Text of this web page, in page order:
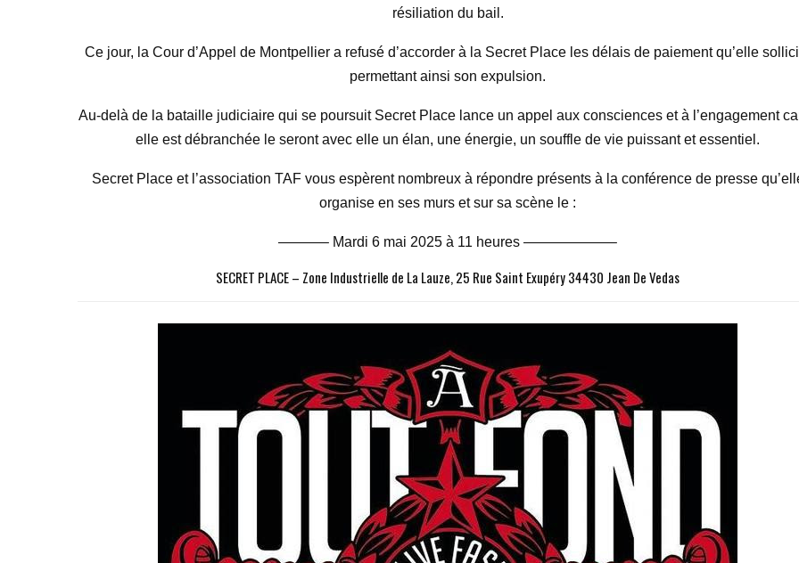
résiliation du bail.
Ce jour, la Cour d’Appel de Montpellier a refusé d’accorder à la Secret Place les délais de paiement qu’elle
permettant ainsi son expulsion.
Au-delà de la bataille judiciaire qui se poursuit Secret Place lance un appel aux consciences et à l’engagement
elle est débranchée le seront avec elle un élan, une énergie, un souffle de vie puissant et essentiel.
Secret Place et l’association TAF vous espèrent nombreux à répondre présents à la conférence de presse
organise en ses murs et sur sa scène le :
———– Mardi 6 mai 2025 à 11 heures ——————–
SECRET PLACE – Zone Industrielle de La Lauze, 25 Rue Saint Exupéry 34430 Jean De Vedas